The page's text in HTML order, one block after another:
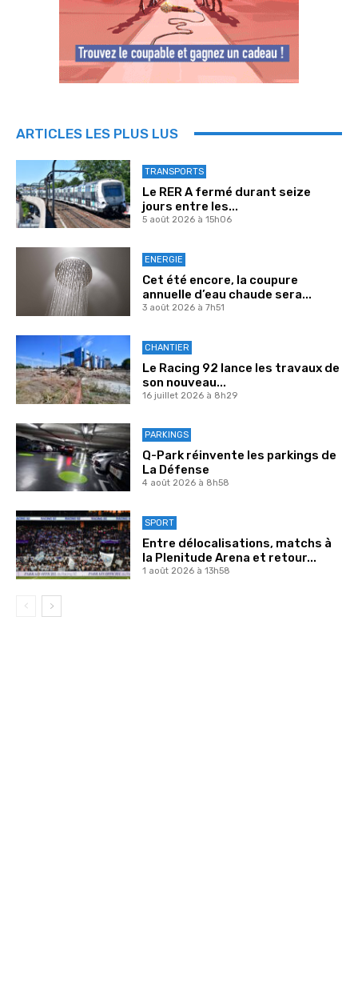
ARTICLES LES PLUS LUS
TRANSPORTS
Le RER A fermé durant seize
jours entre les...
5 août 2026 à 15h06
ENERGIE
Cet été encore, la coupure
annuelle d’eau chaude sera...
3 août 2026 à 7h51
CHANTIER
Le Racing 92 lance les travaux de
son nouveau...
16 juillet 2026 à 8h29
PARKINGS
Q-Park réinvente les parkings de
La Défense
4 août 2026 à 8h58
SPORT
Entre délocalisations, matchs à
la Plenitude Arena et retour...
1 août 2026 à 13h58